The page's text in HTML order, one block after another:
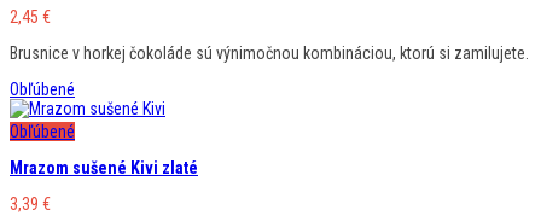
2,45 €
Brusnice v horkej čokoláde sú výnimočnou kombináciou, ktorú si zamilujete.
Obľúbené
Obľúbené
Mrazom sušené Kivi zlaté
3,39 €